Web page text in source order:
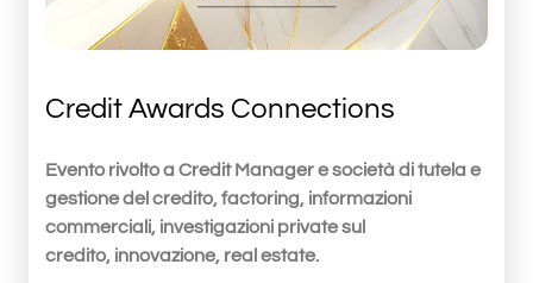
Credit Awards Connections
Evento rivolto a Credit Manager e società di tutela e
gestione del credito, factoring, informazioni
commerciali, investigazioni private sul
credito, innovazione, real estate.